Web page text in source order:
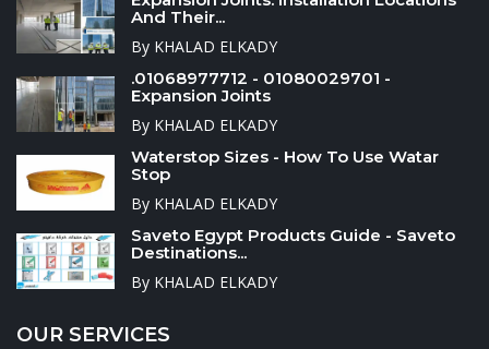
And Their...
By KHALAD ELKADY
.01068977712 - 01080029701 -
Expansion Joints
By KHALAD ELKADY
Waterstop Sizes - How To Use Watar
Stop
By KHALAD ELKADY
Saveto Egypt Products Guide - Saveto
Destinations...
By KHALAD ELKADY
OUR SERVICES